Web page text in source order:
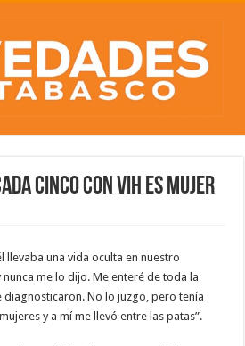
cinco con VIH es mujer
llevaba una vida oculta en nuestro
me lo dijo. Me enteré de toda la
diagnosticaron. No lo juzgo, pero tenía
y a mí me llevó entre las patas”.